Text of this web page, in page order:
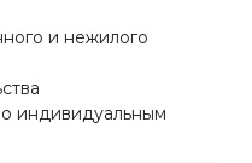
и нежилого
индивидуальным